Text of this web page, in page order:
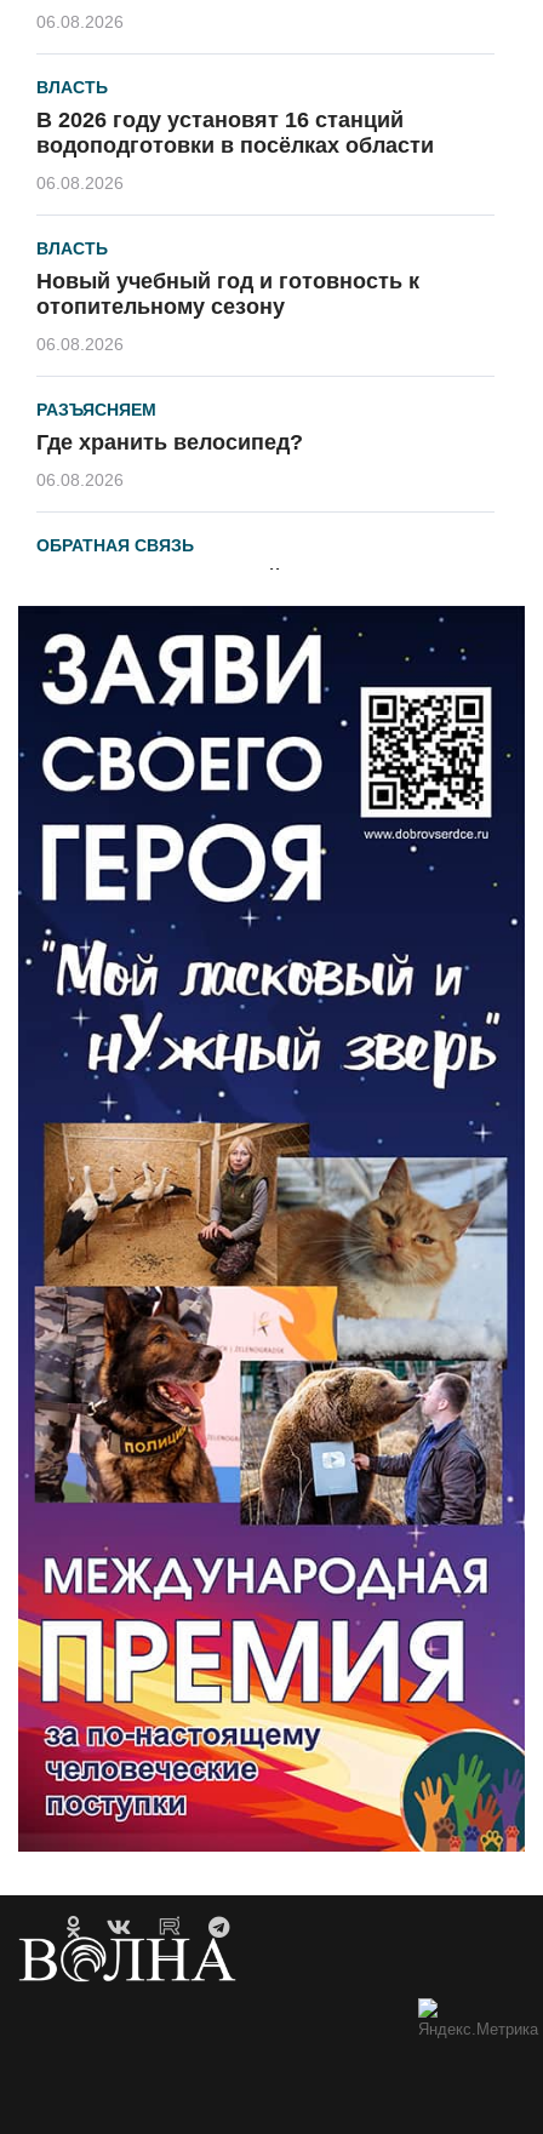
06.08.2026
ВЛАСТЬ
В 2026 году установят 16 станций
водоподготовки в посёлках области
06.08.2026
ВЛАСТЬ
Новый учебный год и готовность к
отопительному сезону
06.08.2026
РАЗЪЯСНЯЕМ
Где хранить велосипед?
06.08.2026
ОБРАТНАЯ СВЯЗЬ
Администрация онлайн
ВЛАСТЬ
День памяти и «Симфония народов»
06.08.2026
Новый настил на экотропе
05.08.2026